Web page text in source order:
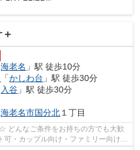
海老名 」駅 徒歩10分
「かしわ台 」駅 徒歩30分
入谷 」駅 徒歩30分
海老名市国分北 １丁目
んなご条件をお持ちの方でも大歓
・カップル向け・ファミリー向け・